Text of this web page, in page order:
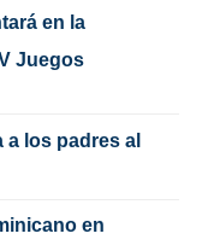
en la
Juegos
a los padres al
en